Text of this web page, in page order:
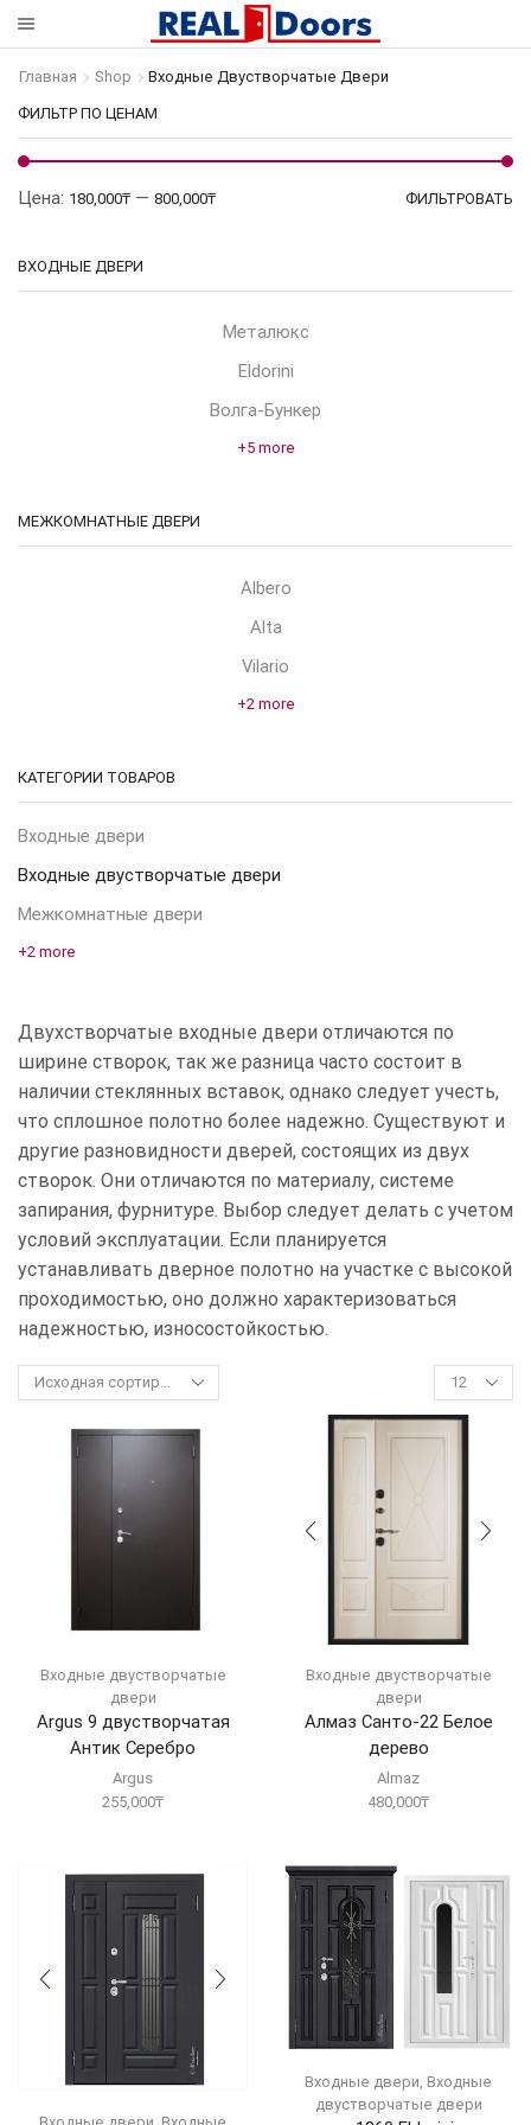
Главная Shop Входные Двустворчатые Двери
Двухстворчатые входные двери отличаются по
ширине створок, так же разница часто состоит в
наличии стеклянных вставок, однако следует учесть,
что сплошное полотно более надежно. Существуют и
другие разновидности дверей, состоящих из двух
створок. Они отличаются по материалу, системе
запирания, фурнитуре. Выбор следует делать с учетом
условий эксплуатации. Если планируется
устанавливать дверное полотно на участке с высокой
проходимостью, оно должно характеризоваться
надежностью, износостойкостью.
Входные двустворчатые
двери
Argus 9 двустворчатая
Антик Серебро
Argus
255,000₸
Входные двустворчатые
двери
Алмаз Санто-22 Белое
дерево
Almaz
480,000₸
Входные двери Входные
двустворчатые двери
ФИЛЬТР ПО ЦЕНАМ
ФИЛЬТРОВАТЬ
Цена: 180,000₸ — 800,000₸
ВХОДНЫЕ ДВЕРИ
Металюкс
Eldorini
Волга-Бункер
+5 more
МЕЖКОМНАТНЫЕ ДВЕРИ
Albero
Alta
Vilario
+2 more
КАТЕГОРИИ ТОВАРОВ
Входные двери
Входные двустворчатые двери
Межкомнатные двери
+2 more